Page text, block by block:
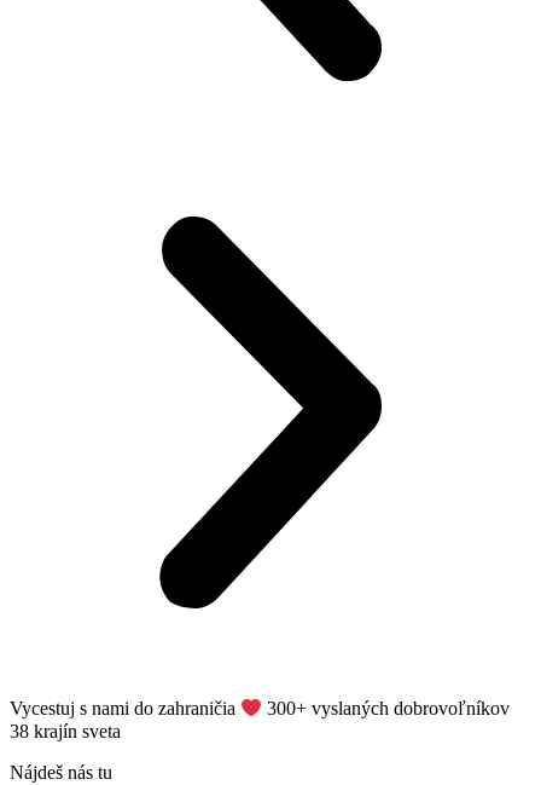
Vycestuj s nami do zahraničia
​ 300+ vyslaných dobrovoľníkov
38 krajín sveta
Nájdeš nás tu